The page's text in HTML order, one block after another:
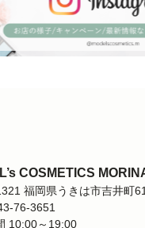
COSMETICS
福岡県うきは市吉井町
76-3651
10:00～19:00